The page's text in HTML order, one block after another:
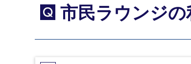
Q 市民ラウンジ